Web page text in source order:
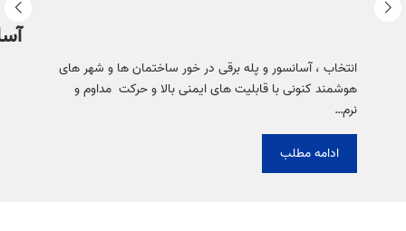
انتخاب ، آسانسور و پله برقی در خور ساختمان ها و شهر های
هوشمند کنونی با قابلیت های ایمنی بالا و حرکت مداوم و
نرم…
ادامه مطلبآسانسور